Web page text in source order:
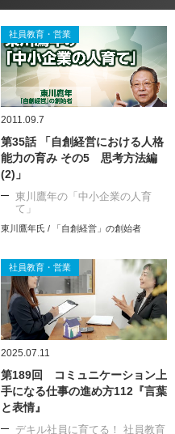
社員教育・営業
2011.09.7
第35話 「自創経営における人格
能力の育み その5 思考方法編
(2)」
東川鷹年の「中小企業の人育
て」
東川鷹年氏 / 「自創経営」の創始者
社員教育・営業
2025.07.11
第189回 コミュニケーション上
手になる仕事の進め方112『言葉
と表情』
デキル社員に育てる！ 社員教育